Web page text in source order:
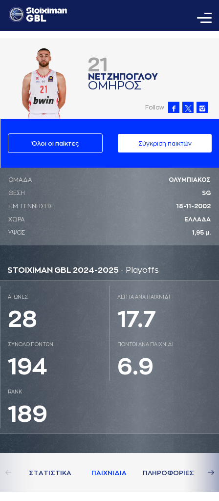
21
ΝΕΤΖΗΠΟΓΛΟΥ
ΟΜΗΡΟΣ
Follow
Όλοι οι παίκτες Σύγκριση παικτών
ΟΜΑΔΑ ΟΛΥΜΠΙΑΚΟΣ
ΘΕΣΗ SG
ΗΜ. ΓΕΝΝΗΣΗΣ 18-11-2002
ΧΩΡΑ ΕΛΛΑΔΑ
ΥΨΟΣ 1,95 μ.
STOIXIMAN GBL 2024-2025 - Playoffs
ΑΓΩΝΕΣ
28
ΛΕΠΤΑ ΑΝΑ ΠΑΙΧΝΙΔΙ
17.7
ΣΥΝΟΛΟ ΠΟΝΤΩΝ
194
ΠΟΝΤΟΙ ΑΝΑ ΠΑΙΧΝΙΔΙ
6.9
RANK
189
ΣΤAΤΙΣΤΙΚA ΠAΙΧΝΙΔΙA ΠΛΗΡΟΦΟΡΙΕΣ